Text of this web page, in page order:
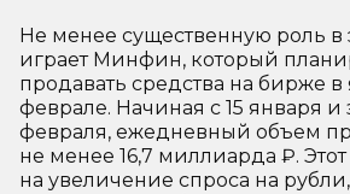
Не менее существенную роль в
играет Минфин, который
продавать средства на бирже в
феврале. Начиная с 15 января и
февраля, ежедневный объем
не менее 16,7 миллиарда ₽.
на увеличение спроса на